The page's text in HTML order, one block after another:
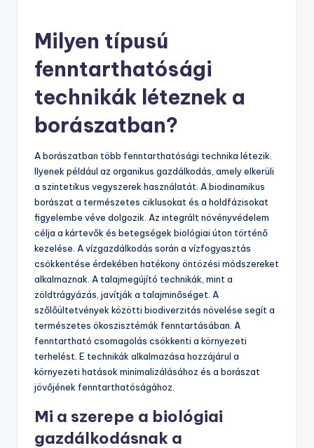
Milyen típusú
fenntarthatósági
technikák léteznek a
borászatban?
A borászatban több fenntarthatósági technika létezik.
Ilyenek például az organikus gazdálkodás, amely elkerüli
a szintetikus vegyszerek használatát. A biodinamikus
borászat a természetes ciklusokat és a holdfázisokat
célja a kártevők és betegségek biológiai úton történő
kezelése. A vízgazdálkodás során a vízfogyasztás
csökkentése érdekében hatékony öntözési módszereket
alkalmaznak. A talajmegújító technikák, mint a
zöldtrágyázás, javítják a talajminőséget. A
szőlőültetvények közötti biodiverzitás növelése segít a
természetes ökoszisztémák fenntartásában. A